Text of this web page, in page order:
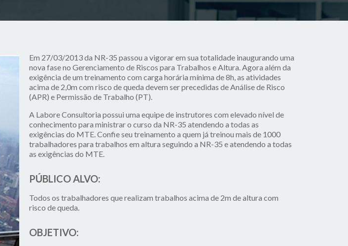
Em 27/03/2013 da NR-35 passou a vigorar em sua totalidade inaugurando uma
nova fase no Gerenciamento de Riscos para Trabalhos e Altura. Agora além da
exigência de um treinamento com carga horária mínima de 8h, as atividades
acima de 2,0m com risco de queda devem ser precedidas de Análise de Risco
(APR) e Permissão de Trabalho (PT).
A Labore Consultoria possui uma equipe de instrutores com elevado nível de
conhecimento para ministrar o curso da NR-35 atendendo a todas as
exigências do MTE. Confie seu treinamento a quem já treinou mais de 1000
trabalhadores para trabalhos em altura seguindo a NR-35 e atendendo a todas
as exigências do MTE.
PÚBLICO ALVO:
Todos os trabalhadores que realizam trabalhos acima de 2m de altura com
risco de queda.
OBJETIVO: